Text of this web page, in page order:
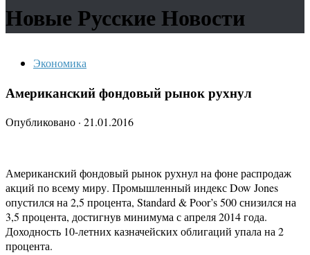
Новые Русские Новости
Экономика
Американский фондовый рынок рухнул
Опубликовано · 21.01.2016
Американский фондовый рынок рухнул на фоне распродаж
акций по всему миру. Промышленный индекс Dow Jones
опустился на 2,5 процента, Standard & Poor’s 500 снизился на
3,5 процента, достигнув минимума с апреля 2014 года.
Доходность 10-летних казначейских облигаций упала на 2
процента.